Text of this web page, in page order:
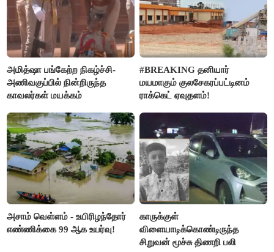
அமித்ஷா பங்கேற்ற நிகழ்ச்சி-
அணிவகுப்பில் நின்றிருந்த
காவலர்கள் மயக்கம்
#BREAKING தனியார்
மயமாகும் குலசேகரப்பட்டினம்
ராக்கெட் ஏவுதளம்!
அசாம் வெள்ளம் - உயிரிழந்தோர்
எண்ணிக்கை 99 ஆக உயர்வு!
காருக்குள்
விளையாடிக்கொண்டிருந்த
சிறுவன் மூச்சு திணறி பலி